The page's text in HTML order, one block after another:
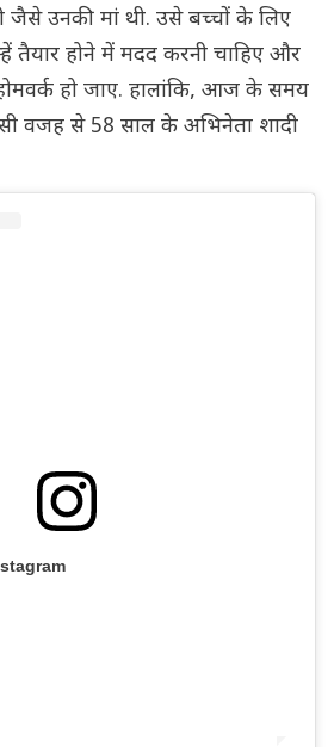
जैसे उनकी मां थी. उसे बच्चों के लिए
तैयार होने में मदद करनी चाहिए और
हो जाए. हालांकि, आज के समय
वजह से 58 साल के अभिनेता शादी